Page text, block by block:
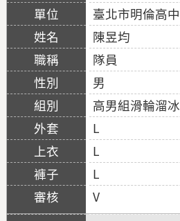
臺北市明倫高中
陳昱均
隊員
男
高男組滑輪溜冰
L
L
L
V